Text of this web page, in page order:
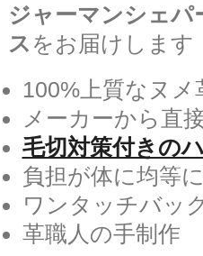
ジャーマンシェパ
ス をお届けします
100%上質なヌメ
メーカーから直
毛切対策付きの
負担が体に均等
ワンタッチバッ
革職人の手制作